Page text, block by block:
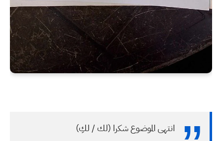
انتهى الموضوع شكرا (لك / لكِ)